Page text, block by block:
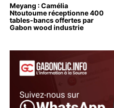
Meyang : Camélia
Ntoutoume réceptionne 400
tables-bancs offertes par
Gabon wood industrie